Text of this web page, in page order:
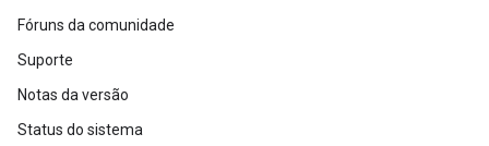
Fóruns da comunidade
Suporte
Notas da versão
Status do sistema